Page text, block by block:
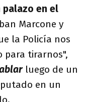
palazo en el
Marcone y
la Policía nos
para tirarnos",
luego de un
en un